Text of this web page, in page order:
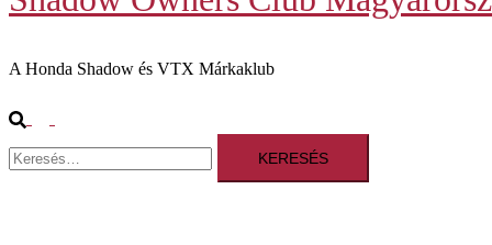
A Honda Shadow és VTX Márkaklub
Search
menu
Keresés: